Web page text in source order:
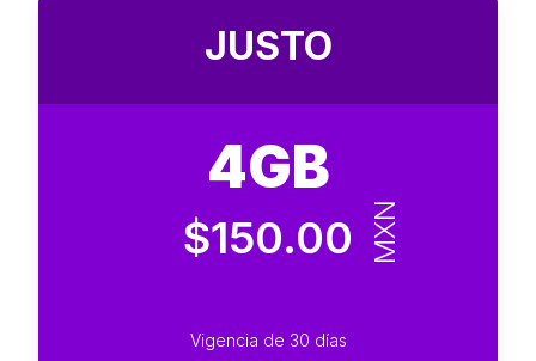
JUSTO
4GB
$150.00 MXN
Vigencia de 30 días